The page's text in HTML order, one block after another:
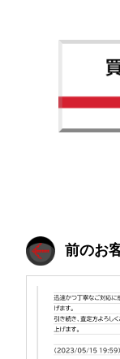
前のお